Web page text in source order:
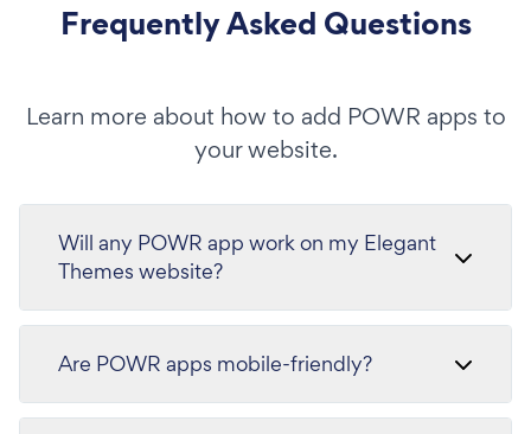
Frequently Asked Questions
Learn more about how to add POWR apps to
your website.
Will any POWR app work on my Elegant
Themes website?
Are POWR apps mobile-friendly?